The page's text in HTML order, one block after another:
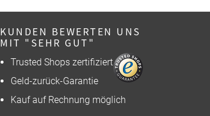
KUNDEN BEWERTEN UNS
MIT "SEHR GUT"
Trusted Shops zertifiziert
Geld-zurück-Garantie
Kauf auf Rechnung möglich